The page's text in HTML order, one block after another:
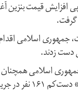
جمهوری اسلامی
دست زدند.
اسلامی همچنان
کشته شده‌اند.